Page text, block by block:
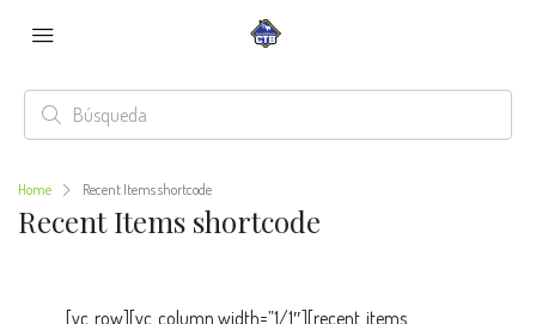
Home Recent Items shortcode
Recent Items shortcode
[vc_row][vc_column width=”1/1″][recent_items